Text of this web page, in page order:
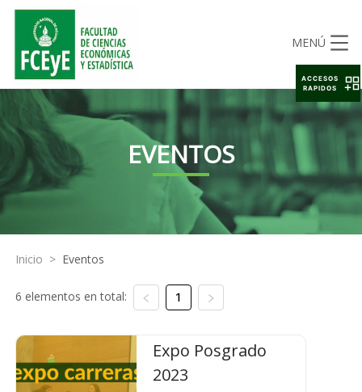
MENÚ
EVENTOS
Inicio > Eventos
6 elementos en total: 1
Expo Posgrado
2023
ACCESOS
RAPIDOS